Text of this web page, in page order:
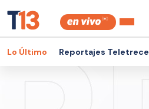
Lo Último Reportajes Teletrece